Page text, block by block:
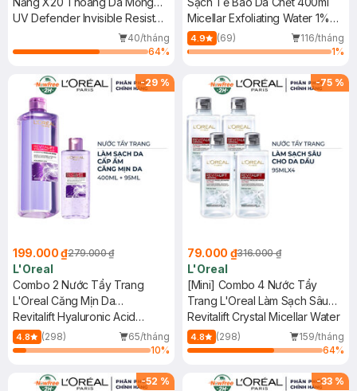
Nhẹ 50ml + 2 Nước Tẩy Trang
UV Defender Invisible Resist
Daily Sunscreen SPF50+
PA++++ + Revitalift Hyaluronic
40/tháng
64%
Micellar Exfoliating Water 1%
PHA+AHA
4.9 (69)
116/tháng
1%
-29 %
199.000 ₫279.000 ₫
L'Oreal
Combo 2 Nước Tẩy Trang
L'Oreal Căng Mịn Da
400ml+95ml
Revitalift Hyaluronic Acid
Hydrating Micellar Water
4.8 (298)
65/tháng
10%
-75 %
79.000 ₫316.000 ₫
L'Oreal
[Mini] Combo 4 Nước Tẩy
Trang L'Oreal Làm Sạch Sâu
Cho Da Dầu 95ml
Revitalift Crystal Micellar Water
4.8 (298)
159/tháng
64%
-52 % -33 %